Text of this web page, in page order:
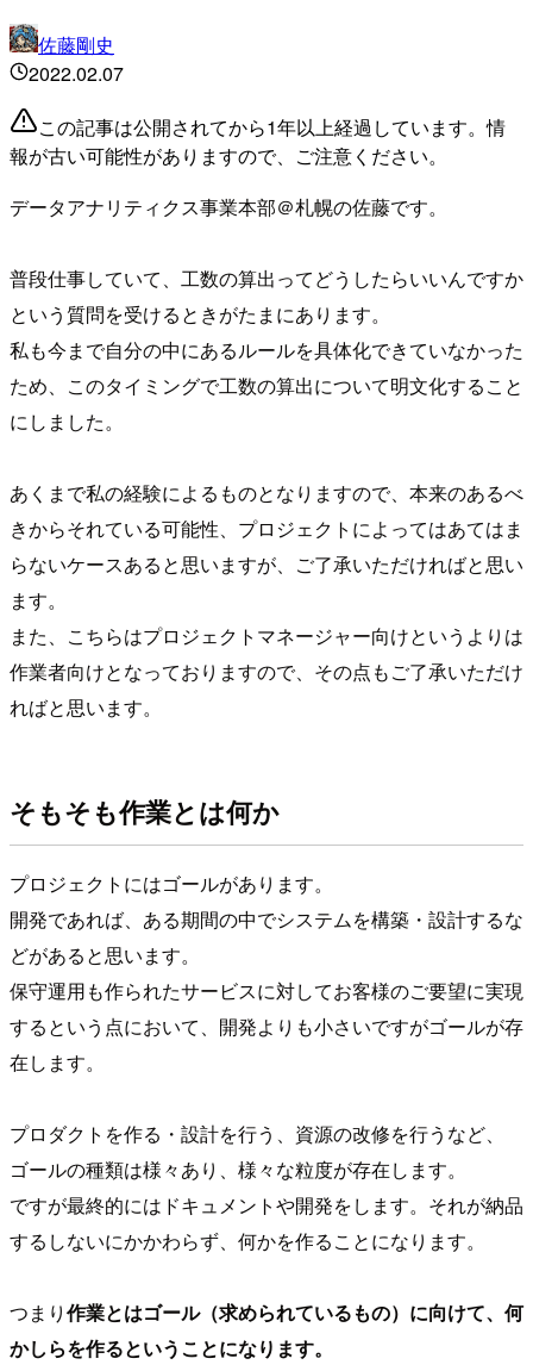
佐藤剛史
2022.02.07
この記事は公開されてから1年以上経過しています。情
報が古い可能性がありますので、ご注意ください。
データアナリティクス事業本部＠札幌の佐藤です。
普段仕事していて、工数の算出ってどうしたらいいんですか
という質問を受けるときがたまにあります。
私も今まで自分の中にあるルールを具体化できていなかった
ため、このタイミングで工数の算出について明文化すること
にしました。
あくまで私の経験によるものとなりますので、本来のあるべ
きからそれている可能性、プロジェクトによってはあてはま
らないケースあると思いますが、ご了承いただければと思い
ます。
また、こちらはプロジェクトマネージャー向けというよりは
作業者向けとなっておりますので、その点もご了承いただけ
ればと思います。
そもそも作業とは何か
プロジェクトにはゴールがあります。
開発であれば、ある期間の中でシステムを構築・設計するな
どがあると思います。
保守運用も作られたサービスに対してお客様のご要望に実現
するという点において、開発よりも小さいですがゴールが存
在します。
プロダクトを作る・設計を行う、資源の改修を行うなど、
ゴールの種類は様々あり、様々な粒度が存在します。
ですが最終的にはドキュメントや開発をします。それが納品
するしないにかかわらず、何かを作ることになります。
つまり作業とはゴール（求められているもの）に向けて、何
かしらを作るということになります。